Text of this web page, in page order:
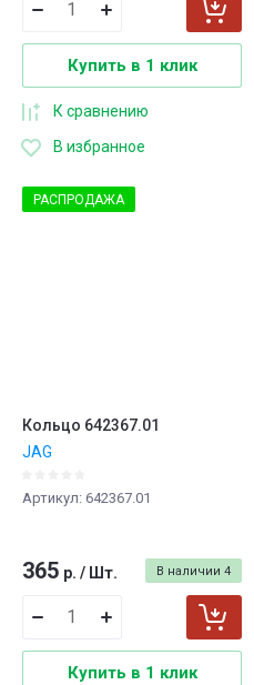
Купить в 1 клик
К сравнению
В избранное
РАСПРОДАЖА
Кольцо 642367.01
JAG
Артикул: 642367.01
В наличии 4
365 р. / Шт.
Купить в 1 клик